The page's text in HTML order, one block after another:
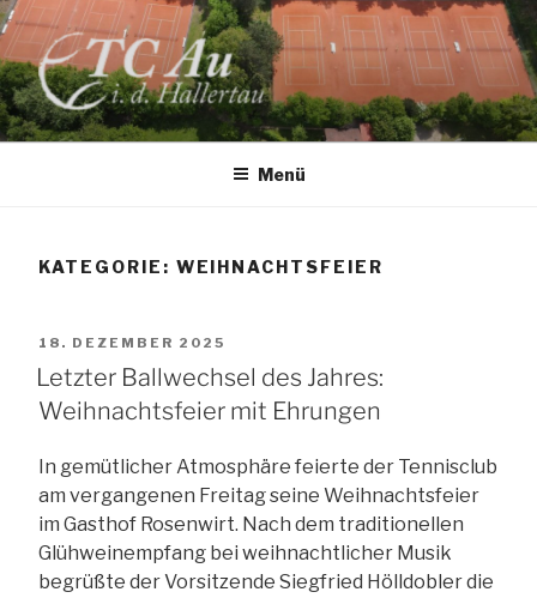
Zum
Inhalt
springen
TC AU Menü
KATEGORIE: WEIHNACHTSFEIER
VERÖFFENTLICHT
AM
18. DEZEMBER 2025
Letzter Ballwechsel des Jahres:
Weihnachtsfeier mit Ehrungen
In gemütlicher Atmosphäre feierte der Tennisclub
am vergangenen Freitag seine Weihnachtsfeier
im Gasthof Rosenwirt. Nach dem traditionellen
Glühweinempfang bei weihnachtlicher Musik
begrüßte der Vorsitzende Siegfried Hölldobler die